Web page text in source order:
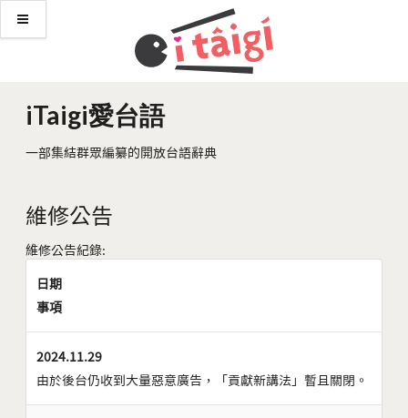
iTaigi愛台語
一部集結群眾編纂的開放台語辭典
維修公告
維修公告紀錄:
日期
事項
2024.11.29
由於後台仍收到大量惡意廣告，「貢獻新講法」暫且關閉。